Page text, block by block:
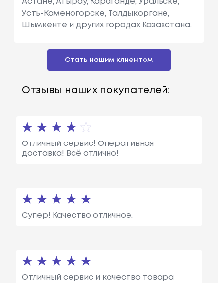
Астане, Атырау, Караганде, Уральске,
Усть-Каменогорске, Талдыкоргане,
Шымкенте и других городах Казахстана.
Стать нашим клиентом
Отзывы наших покупателей:
Отличный сервис! Оперативная
доставка! Всё отлично!
Супер! Качество отличное.
Отличный сервис и качество товара